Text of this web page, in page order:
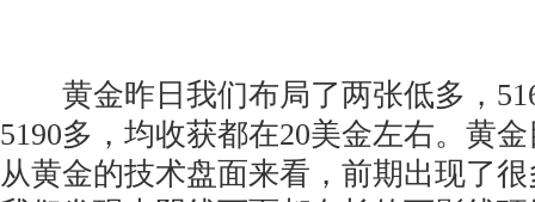
黄金昨日我们布局了两张低多，
5190多，均收获都在20美金左右。黄
从黄金的技术盘面来看，前期出现了